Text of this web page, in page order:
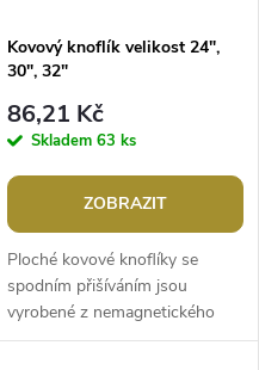
Kovový knoflík velikost 24",
30", 32"
86,21 Kč
Skladem 63 ks
ZOBRAZIT
Ploché kovové knoflíky se
spodním přišíváním jsou
vyrobené z nemagnetického
kovu. Jsou vhodné k našití na